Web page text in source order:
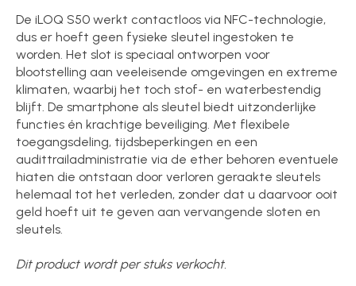
De iLOQ S50 werkt contactloos via NFC-technologie,
dus er hoeft geen fysieke sleutel ingestoken te
worden. Het slot is speciaal ontworpen voor
blootstelling aan veeleisende omgevingen en extreme
klimaten, waarbij het toch stof- en waterbestendig
blijft. De smartphone als sleutel biedt uitzonderlijke
functies én krachtige beveiliging. Met flexibele
toegangsdeling, tijdsbeperkingen en een
audittrailadministratie via de ether behoren eventuele
hiaten die ontstaan door verloren geraakte sleutels
helemaal tot het verleden, zonder dat u daarvoor ooit
geld hoeft uit te geven aan vervangende sloten en
sleutels.
Dit product wordt per stuks verkocht.